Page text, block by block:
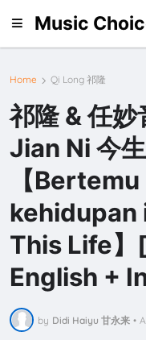
Music
Home Qi Long 祁隆
祁隆 & 任
Jian Ni 今
【
kehidupan
This Life】
English +
by Didi Haiyu 甘永来 •